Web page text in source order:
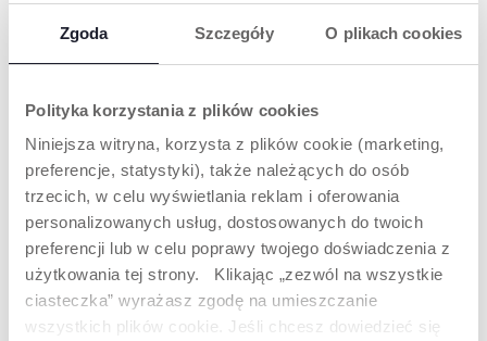
Zgoda Szczegóły O plikach cookies
Polityka korzystania z plików cookies
Niniejsza witryna, korzysta z plików cookie (marketing,
preferencje, statystyki), także należących do osób
trzecich, w celu wyświetlania reklam i oferowania
personalizowanych usług, dostosowanych do twoich
preferencji lub w celu poprawy twojego doświadczenia z
użytkowania tej strony. Klikając „zezwól na wszystkie
ciasteczka” wyrażasz zgodę na umieszczanie
wszystkich plików cookie. Jeśli chcesz dowiedzieć się
DODATKOWE
FUNKCJE
SZEROKIE PASY:
zapewniają
prawidłowe rozłożenie
ciężaru na plecach
MOŻNA PRAĆ W
PRALCE
Można prać w pralce w
temperaturze 30° i
suszyć w suszarce
bębnowej.